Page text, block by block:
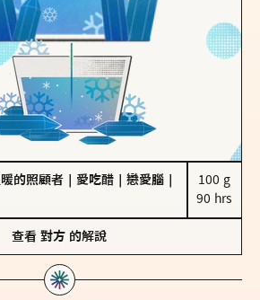
的照顧者 愛吃醋 戀愛腦
100 g
90 hrs
查看 對方 的解說